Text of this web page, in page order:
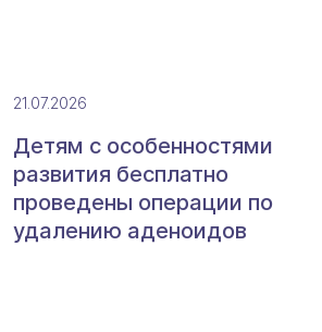
21.07.2026
Детям с особенностями
развития бесплатно
проведены операции по
удалению аденоидов